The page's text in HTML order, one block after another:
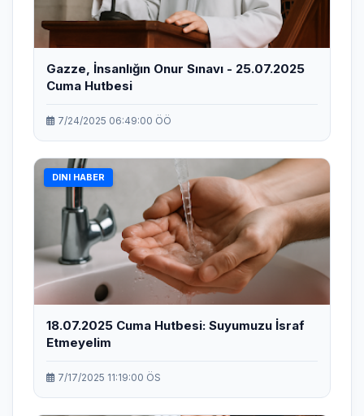
Gazze, İnsanlığın Onur Sınavı - 25.07.2025
Cuma Hutbesi
7/24/2025 06:49:00 ÖÖ
DINI HABER
18.07.2025 Cuma Hutbesi: Suyumuzu İsraf
Etmeyelim
7/17/2025 11:19:00 ÖS